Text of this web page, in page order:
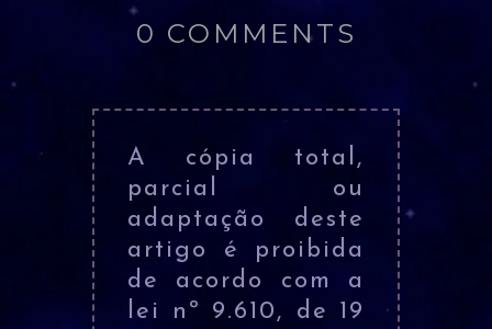
0 COMMENTS
A cópia total,
parcial ou
adaptação deste
artigo é proibida
de acordo com a
lei nº 9.610, de 19